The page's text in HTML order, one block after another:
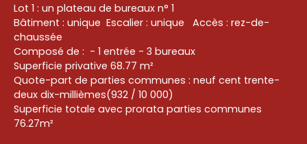
Lot 1 : un plateau de bureaux n° 1
Bâtiment : unique Escalier : unique Accès : rez-de-
chaussée
Composé de : - 1 entrée - 3 bureaux
Superficie privative 68.77 m²
Quote-part de parties communes : neuf cent trente-
deux dix-millièmes(932 / 10 000)
Superficie totale avec prorata parties communes
76.27m²